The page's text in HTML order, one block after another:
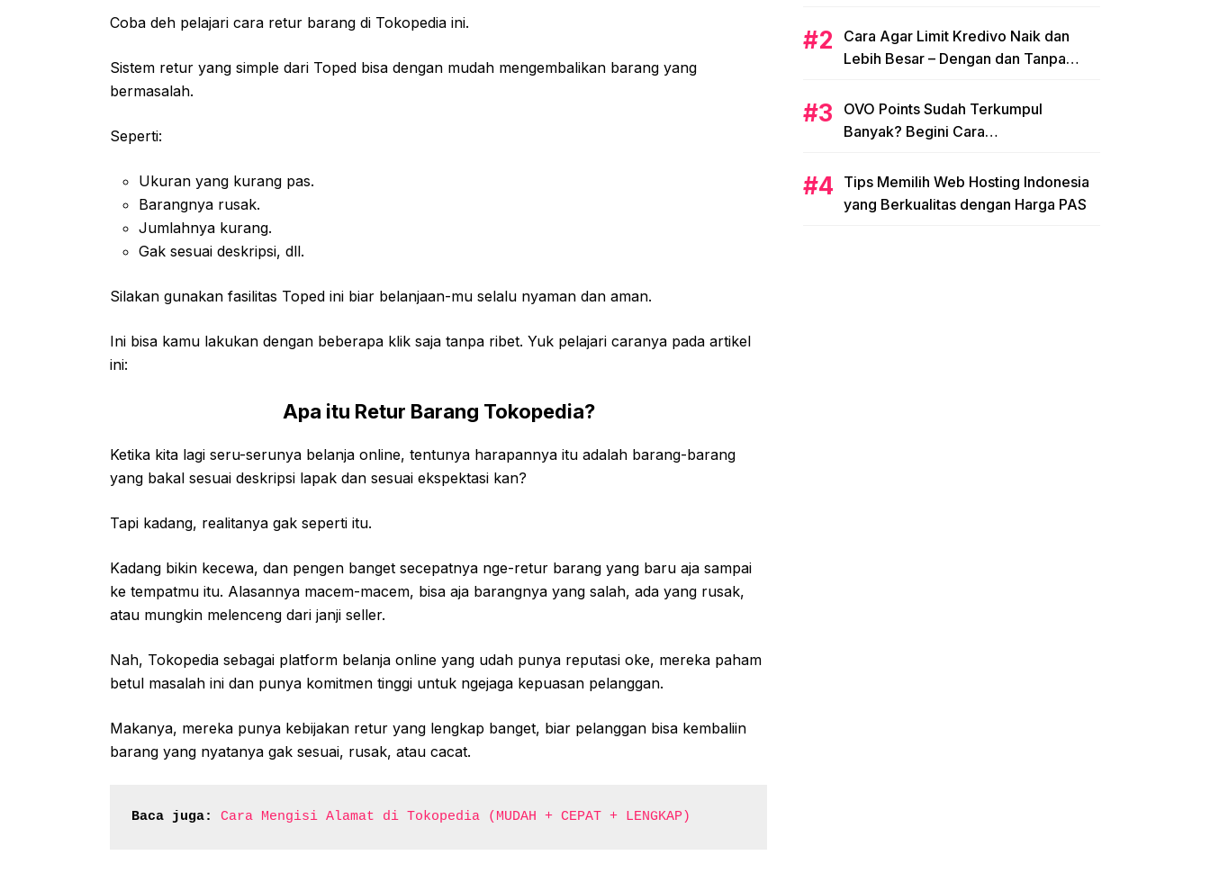
Coba deh pelajari cara retur barang di Tokopedia ini.
Sistem retur yang simple dari Toped bisa dengan mudah mengembalikan barang yang
bermasalah.
Seperti:
Ukuran yang kurang pas.
Barangnya rusak.
Jumlahnya kurang.
Gak sesuai deskripsi, dll.
Silakan gunakan fasilitas Toped ini biar belanjaan-mu selalu nyaman dan aman.
Ini bisa kamu lakukan dengan beberapa klik saja tanpa ribet. Yuk pelajari caranya pada artikel
ini:
Apa itu Retur Barang Tokopedia?
Ketika kita lagi seru-serunya belanja online, tentunya harapannya itu adalah barang-barang
yang bakal sesuai deskripsi lapak dan sesuai ekspektasi kan?
Tapi kadang, realitanya gak seperti itu.
Kadang bikin kecewa, dan pengen banget secepatnya nge-retur barang yang baru aja sampai
ke tempatmu itu. Alasannya macem-macem, bisa aja barangnya yang salah, ada yang rusak,
atau mungkin melenceng dari janji seller.
Nah, Tokopedia sebagai platform belanja online yang udah punya reputasi oke, mereka paham
betul masalah ini dan punya komitmen tinggi untuk ngejaga kepuasan pelanggan.
Makanya, mereka punya kebijakan retur yang lengkap banget, biar pelanggan bisa kembaliin
barang yang nyatanya gak sesuai, rusak, atau cacat.
Baca juga: Cara Mengisi Alamat di Tokopedia (MUDAH + CEPAT + LENGKAP)
Cara Agar Limit Kredivo Naik dan
Lebih Besar – Dengan dan Tanpa
OVO Points Sudah Terkumpul
Banyak? Begini Cara
Tips Memilih Web Hosting Indonesia
yang Berkualitas dengan Harga PAS